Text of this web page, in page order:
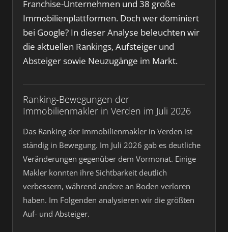
Franchise-Unternehmen und 38 große
Immobilienplattformen. Doch wer dominiert
bei Google? In dieser Analyse beleuchten wir
die aktuellen Rankings, Aufsteiger und
Absteiger sowie Neuzugänge im Markt.
Ranking-Bewegungen der
Immobilienmakler in Verden im Juli 2026
Das Ranking der Immobilienmakler in Verden ist
ständig in Bewegung. Im Juli 2026 gab es deutliche
Veränderungen gegenüber dem Vormonat. Einige
Makler konnten ihre Sichtbarkeit deutlich
verbessern, während andere an Boden verloren
haben. Im Folgenden analysieren wir die größten
Auf- und Absteiger.